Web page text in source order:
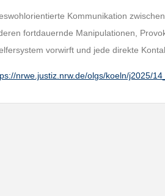
Kommunikation
fortdauernde Manipulationen,
vorwirft und jede direkte
nrwe.justiz.nrw.de/olgs/koeln/j2025/